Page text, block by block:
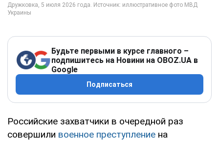
Будьте первыми в курсе главного –
подпишитесь на Новини на OBOZ.UA в
Google
Подписаться
Российские захватчики в очередной раз
совершили военное преступление на